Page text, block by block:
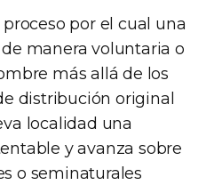
proceso por el cual una
manera voluntaria o
más allá de los
distribución original
localidad una
y avanza sobre
o seminaturales